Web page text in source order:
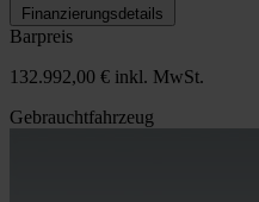
Finanzierungsdetails
Barpreis
132.992,00 € inkl. MwSt.
Gebrauchtfahrzeug